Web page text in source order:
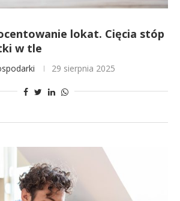
lokat. Cięcia stóp
w tle
29 sierpnia 2025